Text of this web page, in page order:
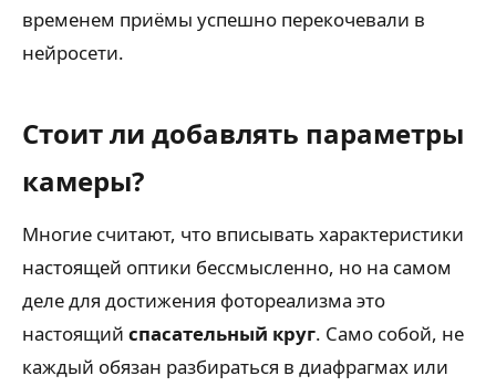
временем приёмы успешно перекочевали в
нейросети.
Стоит ли добавлять параметры
камеры?
Многие считают, что вписывать характеристики
настоящей оптики бессмысленно, но на самом
деле для достижения фотореализма это
настоящий спасательный круг. Само собой, не
каждый обязан разбираться в диафрагмах или